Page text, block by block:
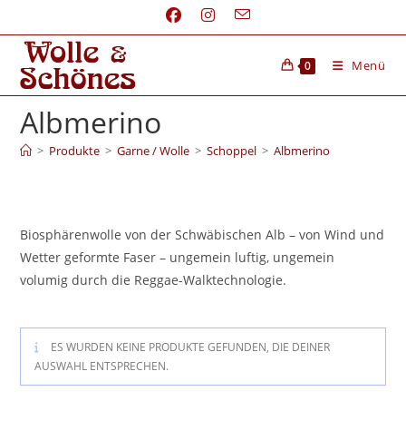
0 Menü
Albmerino
> Produkte > Garne / Wolle > Schoppel > Albmerino
Biosphärenwolle von der Schwäbischen Alb – von Wind und
Wetter geformte Faser – ungemein luftig, ungemein
volumig durch die Reggae-Walktechnologie.
ES WURDEN KEINE PRODUKTE GEFUNDEN, DIE DEINER
AUSWAHL ENTSPRECHEN.